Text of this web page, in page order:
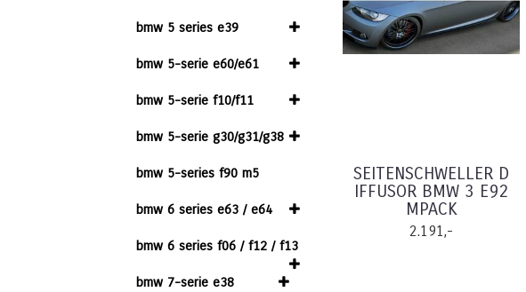
bmw 5 series e39
bmw 5-serie e60/e61
bmw 5-serie f10/f11
bmw 5-serie g30/g31/g38
bmw 5-series f90 m5
bmw 6 series e63 / e64
bmw 6 series f06 / f12 / f13
bmw 7-serie e38
SEITENSCHWELLER D
IFFUSOR BMW 3 E92
MPACK
2.191,-